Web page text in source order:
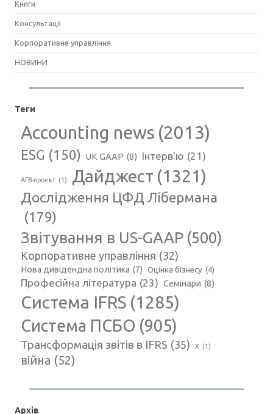
Книги
Консультації
Корпоративне управління
НОВИНИ
Теги
Accounting news (2013)
ESG (150) UK GAAP (8) Інтерв'ю (21)
АГВ-проект (1) Дайджест (1321)
Дослідження ЦФД Лібермана
(179)
Звітування в US-GAAP (500)
Корпоративне управління (32)
Нова дивідендна політика (7) Оцінка бізнесу (4)
Професійна література (23) Семінари (8)
Система IFRS (1285)
Система ПСБО (905)
Трансформація звітів в IFRS (35) Х (1)
війна (52)
Архів